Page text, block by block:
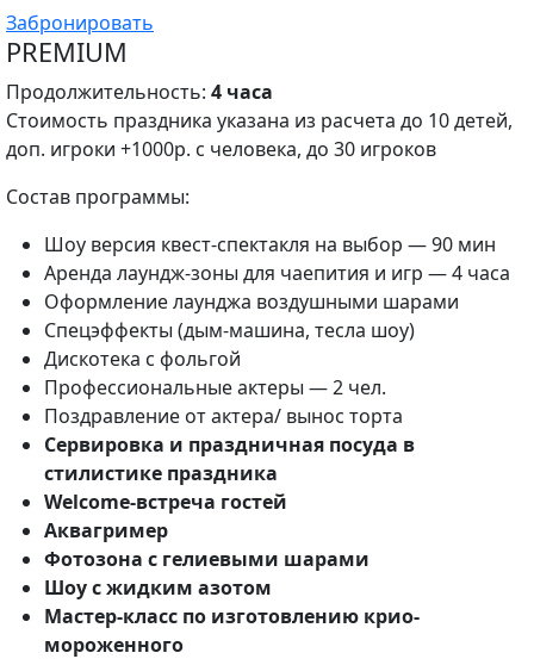
Забронировать
PREMIUM
Продолжительность: 4 часа
Стоимость праздника указана из расчета до 10 детей,
доп. игроки +1000р. с человека, до 30 игроков
Состав программы:
Шоу версия квест-спектакля на выбор — 90 мин
Аренда лаундж-зоны для чаепития и игр — 4 часа
Оформление лаунджа воздушными шарами
Спецэффекты (дым-машина, тесла шоу)
Дискотека с фольгой
Профессиональные актеры — 2 чел.
Поздравление от актера/ вынос торта
Сервировка и праздничная посуда в
стилистике праздника
Welcome-встреча гостей
Аквагример
Фотозона с гелиевыми шарами
Шоу с жидким азотом
Мастер-класс по изготовлению крио-
мороженного